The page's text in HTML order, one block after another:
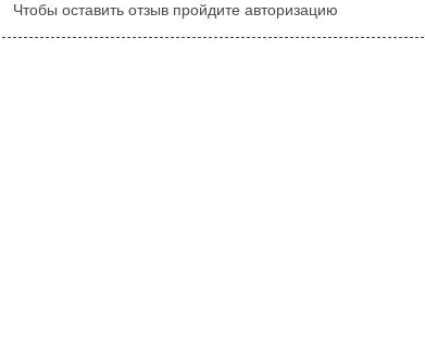
Чтобы оставить отзыв пройдите авторизацию